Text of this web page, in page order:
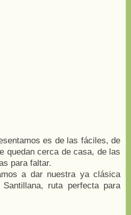
es de las fáciles, de
quedan cerca de casa, de las
para faltar.
a dar nuestra ya clásica
ruta perfecta para